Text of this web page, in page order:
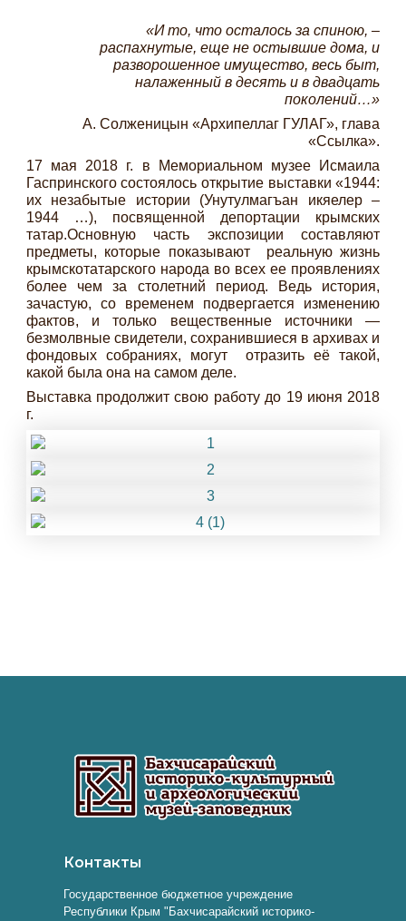
«И то, что осталось за спиною, –
распахнутые, еще не остывшие дома, и
разворошенное имущество, весь быт,
налаженный в десять и в двадцать
поколений…»
А. Солженицын «Архипеллаг ГУЛАГ», глава
«Ссылка».
17 мая 2018 г. в Мемориальном музее Исмаила
Гаспринского состоялось открытие выставки «1944:
их незабытые истории (Унутулмагъан икяелер –
1944 …), посвященной депортации крымских
татар.Основную часть экспозиции составляют
предметы, которые показывают реальную жизнь
крымскотатарского народа во всех ее проявлениях
более чем за столетний период. Ведь история,
зачастую, со временем подвергается изменению
фактов, и только вещественные источники —
безмолвные свидетели, сохранившиеся в архивах и
фондовых собраниях, могут отразить её такой,
какой была она на самом деле.
Выставка продолжит свою работу до 19 июня 2018
г.
Контакты
Государственное бюджетное учреждение
Республики Крым "Бахчисарайский историко-